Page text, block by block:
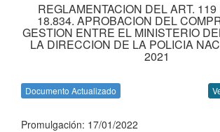
REGLAMENTACION DEL ART.
18.834. APROBACION DEL
GESTION ENTRE EL MINISTERIO
LA DIRECCION DE LA POLICIA
2021
Documento Actualizado
Promulgación: 17/01/2022